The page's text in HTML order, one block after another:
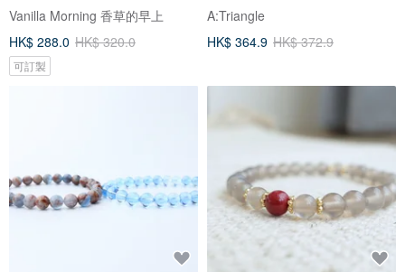
Vanilla Morning 香草的早上
HK$ 288.0 HK$ 320.0
可訂製
A:Triangle
HK$ 364.9 HK$ 372.9